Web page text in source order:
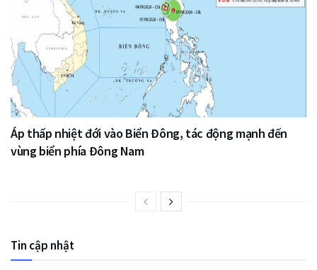
Áp thấp nhiệt đới vào Biển Đông, tác động mạnh đến
vùng biển phía Đông Nam
Tin cập nhật